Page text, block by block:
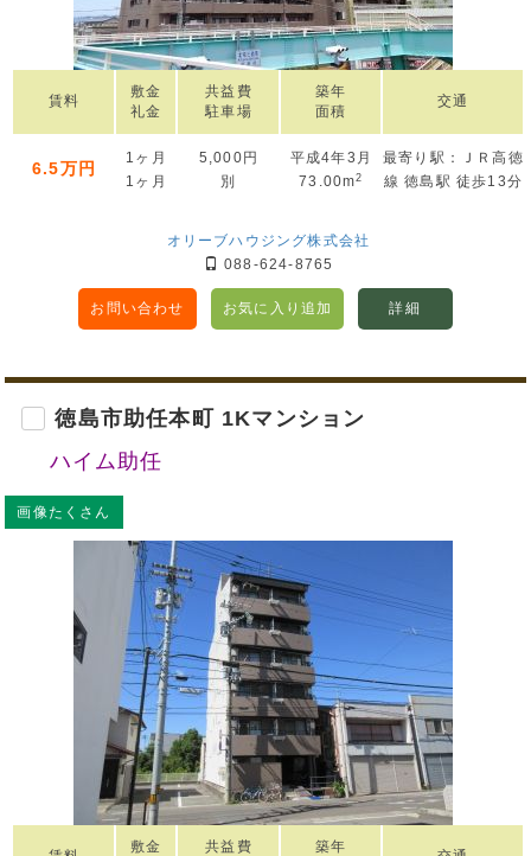
賃料
敷金
礼金
共益費
駐車場
築年
面積
交通
6.5万円
1ヶ月
1ヶ月
5,000円
別
平成4年3月
73.00m2
最寄り駅：ＪＲ高徳
線 徳島駅 徒歩13分
オリーブハウジング株式会社
088-624-8765
お問い合わせ お気に入り追加 詳細
徳島市助任本町 1Kマンション
ハイム助任
画像たくさん
敷金
共益費
築年